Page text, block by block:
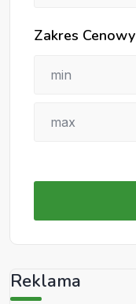
Zakres Cenowy
Reklama